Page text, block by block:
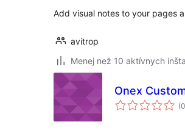
Add visual notes to your pages
avitrop
Menej než 10 aktívnych
Onex
(0